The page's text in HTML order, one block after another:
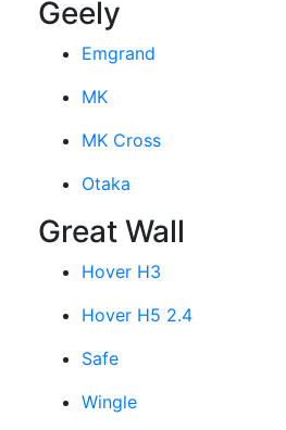
Geely
Emgrand
MK
MK Cross
Otaka
Great Wall
Hover H3
Hover H5 2.4
Safe
Wingle